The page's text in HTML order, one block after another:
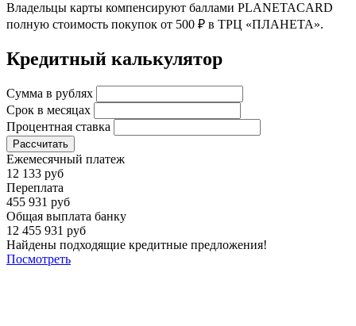
Владельцы карты компенсируют баллами PLANETACARD
полную стоимость покупок от 500 ₽ в ТРЦ «ПЛАНЕТА».
Кредитный калькулятор
Сумма в рублях
Срок в месяцах
Процентная ставка
Рассчитать
Ежемесячный платеж
12 133 руб
Переплата
455 931 руб
Общая выплата банку
12 455 931 руб
Найдены подходящие кредитные предложения!
Посмотреть